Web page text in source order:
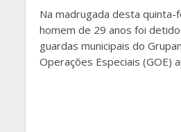
Na madrugada desta quinta-
homem de 29 anos foi
guardas municipais do
Operações Especiais (GOE)